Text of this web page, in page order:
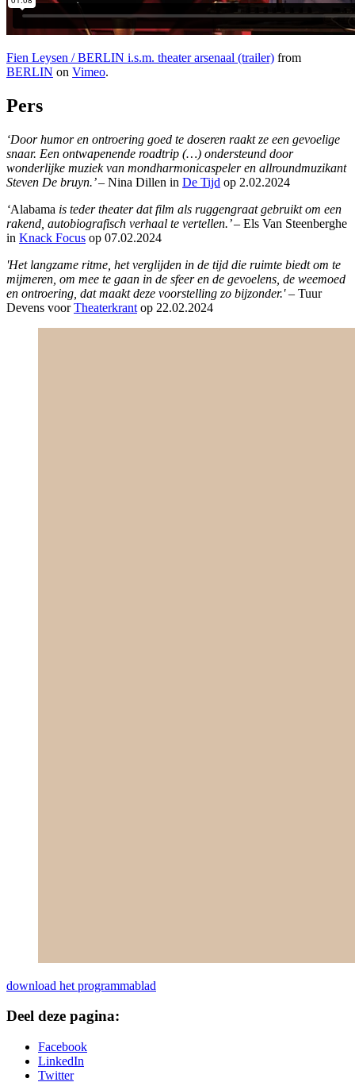
Fien Leysen / BERLIN i.s.m. theater arsenaal (trailer) from
BERLIN on Vimeo.
Pers
‘Door humor en ontroering goed te doseren raakt ze een gevoelige
snaar. Een ontwapenende roadtrip (…) ondersteund door
wonderlijke muziek van mondharmonicaspeler en allroundmuzikant
Steven De bruyn.’ – Nina Dillen in De Tijd op 2.02.2024
‘Alabama is teder theater dat film als ruggengraat gebruikt om een
rakend, autobiografisch verhaal te vertellen.’– Els Van Steenberghe
in Knack Focus op 07.02.2024
'Het langzame ritme, het verglijden in de tijd die ruimte biedt om te
mijmeren, om mee te gaan in de sfeer en de gevoelens, de weemoed
en ontroering, dat maakt deze voorstelling zo bijzonder.'– Tuur
Devens voorTheaterkrant op 22.02.2024
download het programmablad
Deel deze pagina:
Facebook
LinkedIn
Twitter